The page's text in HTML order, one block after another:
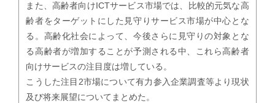
また、高齢者向けICTサービス市場では、比較的元気な高
齢者をターゲットにした見守りサービス市場が中心とな
る。高齢化社会によって、今後さらに見守りの対象とな
る高齢者が増加することが予測される中、これら高齢者
向けサービスの注目度は増している。
こうした注目2市場について有力参入企業調査等より現状
及び将来展望についてまとめた。